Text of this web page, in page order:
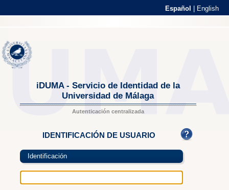
Español English
iDUMA - Servicio de Identidad de la
Universidad de Málaga
Autenticación centralizada
IDENTIFICACIÓN DE USUARIO
Identificación